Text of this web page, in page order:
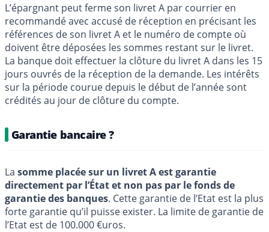
L’épargnant peut ferme son livret A par courrier en
recommandé avec accusé de réception en précisant les
références de son livret A et le numéro de compte où
doivent être déposées les sommes restant sur le livret.
La banque doit effectuer la clôture du livret A dans les 15
jours ouvrés de la réception de la demande. Les intérêts
sur la période courue depuis le début de l’année sont
crédités au jour de clôture du compte.
Garantie bancaire ?
La somme placée sur un livret A est garantie
directement par l’État et non pas par le fonds de
garantie des banques. Cette garantie de l’Etat est la plus
forte garantie qu’il puisse exister. La limite de garantie de
l’Etat est de 100.000 €uros.